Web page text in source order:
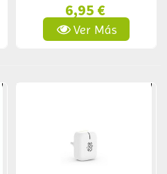
6,95 €
Ver Más